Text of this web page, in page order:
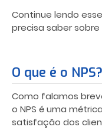
Continue lendo
precisa saber sobre
O que é o NPS?
Como falamos
o NPS é uma
satisfação dos